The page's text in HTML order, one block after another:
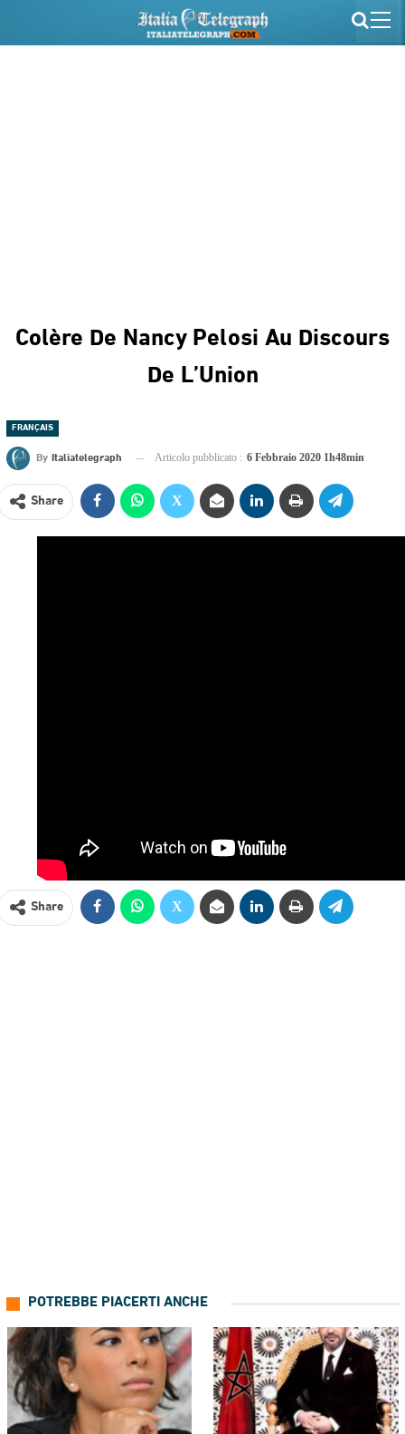
Colère De Nancy Pelosi Au Discours
De L’Union
FRANÇAIS
By Italiatelegraph Articolo pubblicato : 6 Febbraio 2020 1h48min
Share
Share
POTREBBE PIACERTI ANCHE